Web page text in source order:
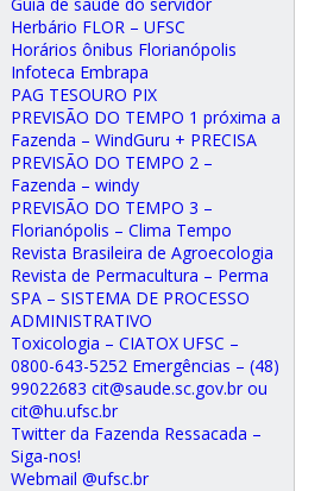
Herbário FLOR – UFSC
Horários ônibus Florianópolis
Infoteca Embrapa
PAG TESOURO PIX
PREVISÃO DO TEMPO 1 próxima a
Fazenda – WindGuru + PRECISA
PREVISÃO DO TEMPO 2 –
Fazenda – windy
PREVISÃO DO TEMPO 3 –
Florianópolis – Clima Tempo
Revista Brasileira de Agroecologia
Revista de Permacultura – Perma
SPA – SISTEMA DE PROCESSO
ADMINISTRATIVO
Toxicologia – CIATOX UFSC –
0800-643-5252 Emergências – (48)
99022683 cit@saude.sc.gov.br ou
cit@hu.ufsc.br
Twitter da Fazenda Ressacada –
Siga-nos!
Webmail @ufsc.br